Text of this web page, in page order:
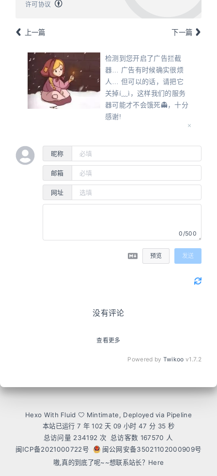
许可协议
上一篇 下一篇
检测到您开启了广告拦截
器… 广告有时候确实很烦
人… 但可以的话，请把它
关掉í﹏ì，这样我们的服务
器可能才不会饿死👻，十分
感谢!
sometimes be really
possible, please turn it off
so that our servers don't
昵称
邮箱
网址
0/500
预览 发送
没有评论
查看更多
Powered by Twikoo v1.7.2
Hexo With Fluid Mintimate, Deployed via Pipeline
本站已运行 7 年 102 天 09 小时 47 分 35 秒
总访问量 234192 次 总访客数 167570 人
闽ICP备2021000722号
闽公网安备35021102000909号
嗷,真的到底了呢~~想联系站长？ Here